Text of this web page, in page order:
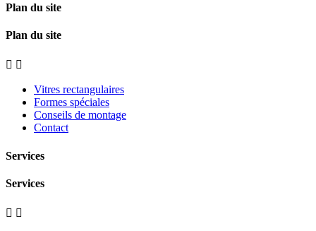
Plan du site
Plan du site
 
Vitres rectangulaires
Formes spéciales
Conseils de montage
Contact
Services
Services
 